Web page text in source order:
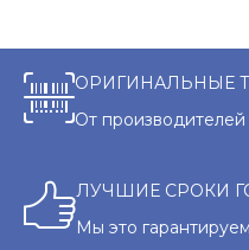
ОРИГИНАЛЬНЫЕ
От производителей
ЛУЧШИЕ СРОКИ
Мы это гарантируем